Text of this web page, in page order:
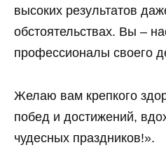
высоких результатов
обстоятельствах. Вы –
профессионалы своего
Желаю вам крепкого
побед и достижений,
чудесных праздников!».